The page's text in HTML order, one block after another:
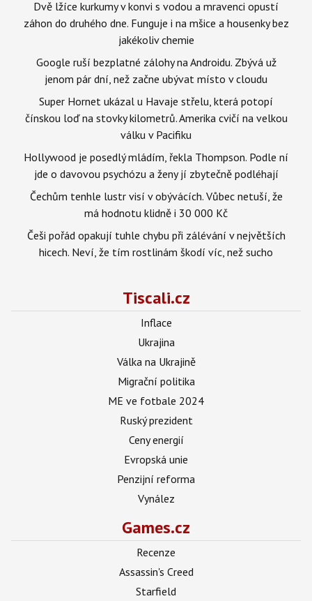
Dvě lžíce kurkumy v konvi s vodou a mravenci opustí
záhon do druhého dne. Funguje i na mšice a housenky bez
jakékoliv chemie
Google ruší bezplatné zálohy na Androidu. Zbývá už
jenom pár dní, než začne ubývat místo v cloudu
Super Hornet ukázal u Havaje střelu, která potopí
čínskou loď na stovky kilometrů. Amerika cvičí na velkou
válku v Pacifiku
Hollywood je posedlý mládím, řekla Thompson. Podle ní
jde o davovou psychózu a ženy jí zbytečně podléhají
Čechům tenhle lustr visí v obývácích. Vůbec netuší, že
má hodnotu klidně i 30 000 Kč
Češi pořád opakují tuhle chybu při zálévání v největších
hicech. Neví, že tím rostlinám škodí víc, než sucho
Tiscali.cz
Inflace
Ukrajina
Válka na Ukrajině
Migrační politika
ME ve fotbale 2024
Ruský prezident
Ceny energií
Evropská unie
Penzijní reforma
Vynález
Games.cz
Recenze
Assassin's Creed
Starfield